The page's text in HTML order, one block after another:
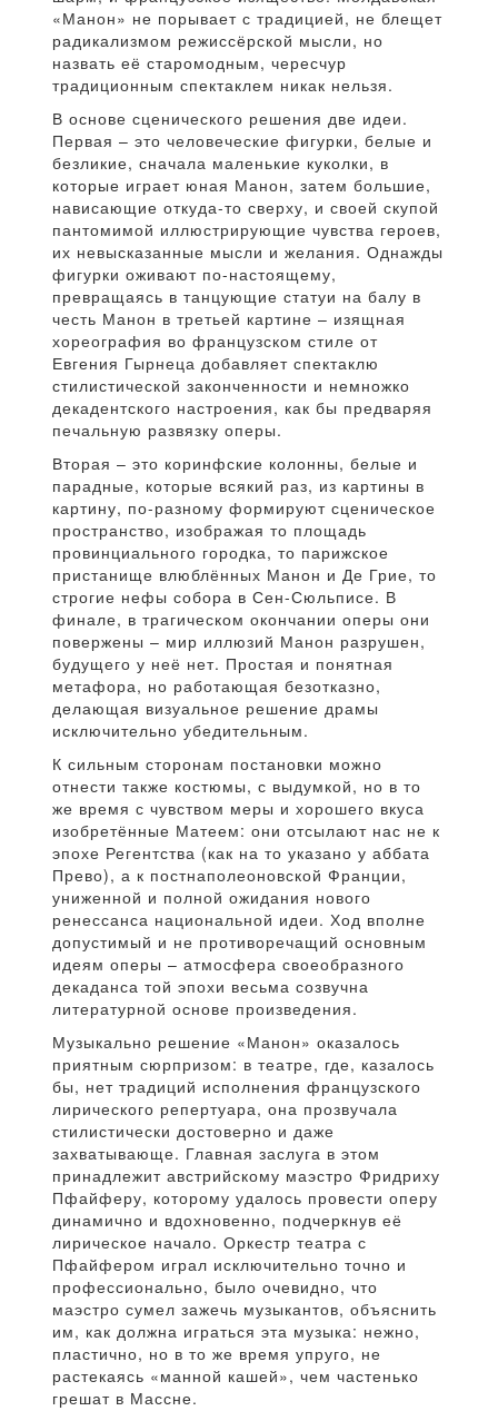
«Манон» не порывает с традицией, не блещет
радикализмом режиссёрской мысли, но
назвать её старомодным, чересчур
традиционным спектаклем никак нельзя.
В основе сценического решения две идеи.
Первая – это человеческие фигурки, белые и
безликие, сначала маленькие куколки, в
которые играет юная Манон, затем большие,
нависающие откуда-то сверху, и своей скупой
пантомимой иллюстрирующие чувства героев,
их невысказанные мысли и желания. Однажды
фигурки оживают по-настоящему,
превращаясь в танцующие статуи на балу в
честь Манон в третьей картине – изящная
хореография во французском стиле от
Евгения Гырнеца добавляет спектаклю
стилистической законченности и немножко
декадентского настроения, как бы предваряя
печальную развязку оперы.
Вторая – это коринфские колонны, белые и
парадные, которые всякий раз, из картины в
картину, по-разному формируют сценическое
пространство, изображая то площадь
провинциального городка, то парижское
пристанище влюблённых Манон и Де Грие, то
строгие нефы собора в Сен-Сюльписе. В
финале, в трагическом окончании оперы они
повержены – мир иллюзий Манон разрушен,
будущего у неё нет. Простая и понятная
метафора, но работающая безотказно,
делающая визуальное решение драмы
исключительно убедительным.
К сильным сторонам постановки можно
отнести также костюмы, с выдумкой, но в то
же время с чувством меры и хорошего вкуса
изобретённые Матеем: они отсылают нас не к
эпохе Регентства (как на то указано у аббата
Прево), а к постнаполеоновской Франции,
униженной и полной ожидания нового
ренессанса национальной идеи. Ход вполне
допустимый и не противоречащий основным
идеям оперы – атмосфера своеобразного
декаданса той эпохи весьма созвучна
литературной основе произведения.
Музыкально решение «Манон» оказалось
приятным сюрпризом: в театре, где, казалось
бы, нет традиций исполнения французского
лирического репертуара, она прозвучала
стилистически достоверно и даже
захватывающе. Главная заслуга в этом
принадлежит австрийскому маэстро Фридриху
Пфайферу, которому удалось провести оперу
динамично и вдохновенно, подчеркнув её
лирическое начало. Оркестр театра с
Пфайфером играл исключительно точно и
профессионально, было очевидно, что
маэстро сумел зажечь музыкантов, объяснить
им, как должна играться эта музыка: нежно,
пластично, но в то же время упруго, не
растекаясь «манной кашей», чем частенько
грешат в Массне.